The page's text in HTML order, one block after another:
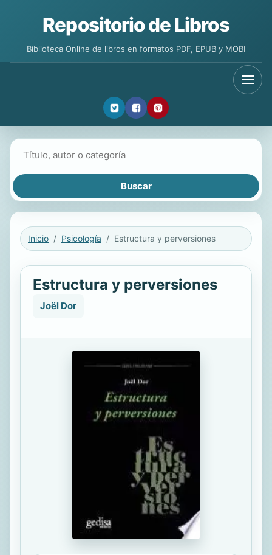
Repositorio de Libros
Biblioteca Online de libros en formatos PDF, EPUB y MOBI
Inicio Psicología Estructura y perversiones
Estructura y perversiones
Joël Dor